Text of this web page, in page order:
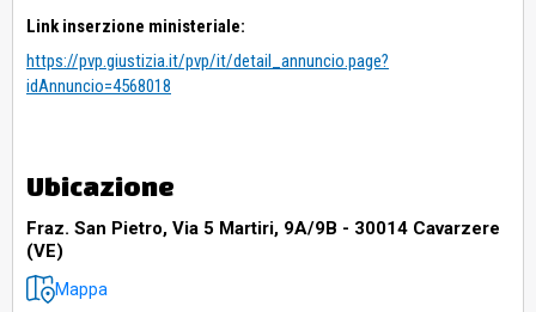
Link inserzione ministeriale:
https://pvp.giustizia.it/pvp/it/detail_annuncio.page?
idAnnuncio=4568018
Ubicazione
Fraz. San Pietro, Via 5 Martiri, 9A/9B - 30014 Cavarzere
(VE)
Mappa